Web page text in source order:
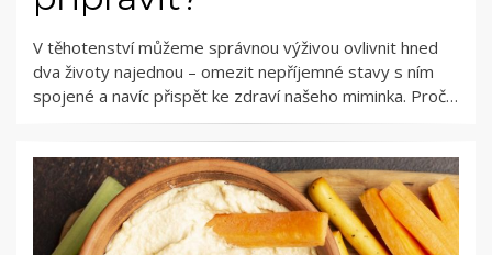
V těhotenství můžeme správnou výživou ovlivnit hned
dva životy najednou – omezit nepříjemné stavy s ním
spojené a navíc přispět ke zdraví našeho miminka. Proč…